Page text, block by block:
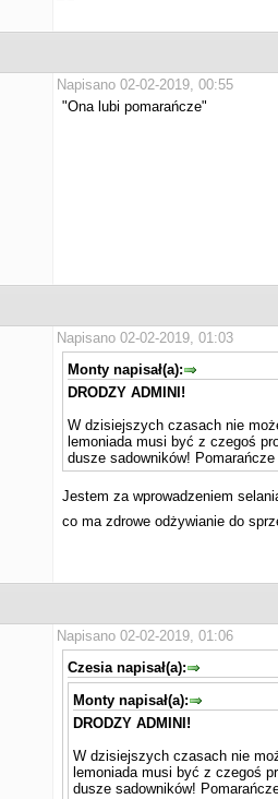
Napisano 02-02-2019, 00:55
"Ona lubi pomarańcze"
Napisano 02-02-2019, 01:03
Monty napisał(a):
DRODZY ADMINI!
W dzisiejszych czasach nie
lemoniada musi być z czegoś
dusze sadowników!
Jestem za wprowadzeniem
co ma zdrowe odżywianie do
Napisano 02-02-2019, 01:06
Czesia napisał(a):
Monty napisał(a):
DRODZY ADMINI!
W dzisiejszych czasach nie
lemoniada musi być z czegoś
dusze sadowników!